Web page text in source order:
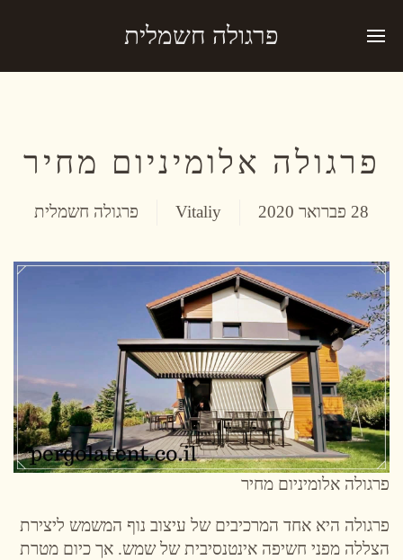
פרגולה חשמלית
פרגולה אלומיניום מחיר
28 פברואר 2020 Vitaliy פרגולה חשמלית
פרגולה אלומיניום מחיר
פרגולה היא אחד המרכיבים של עיצוב נוף המשמש ליצירת
הצללה מפני חשיפה אינטנסיבית של שמש. אך כיום מטרת